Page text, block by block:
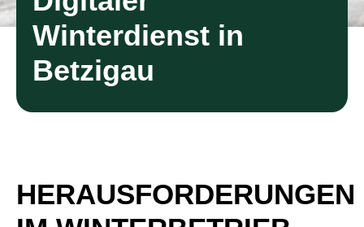
Winterdienst in
Betzigau
HERAUSFORDERUNGEN